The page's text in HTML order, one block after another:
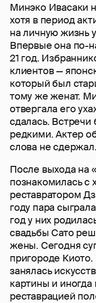
Минэко Ивасаки
хотя в период
на личную жизнь
Впервые она по-
21 год.
клиентов —
который был
тому же женат.
отвергала его
сдалась.
редкими. Актер
слова не сдержал.
После выхода на
познакомилась с
реставратором
году пара
год у них
свадьбы Сато
жены. Сегодня
пригороде
занялась
картины и иногда
реставрацией